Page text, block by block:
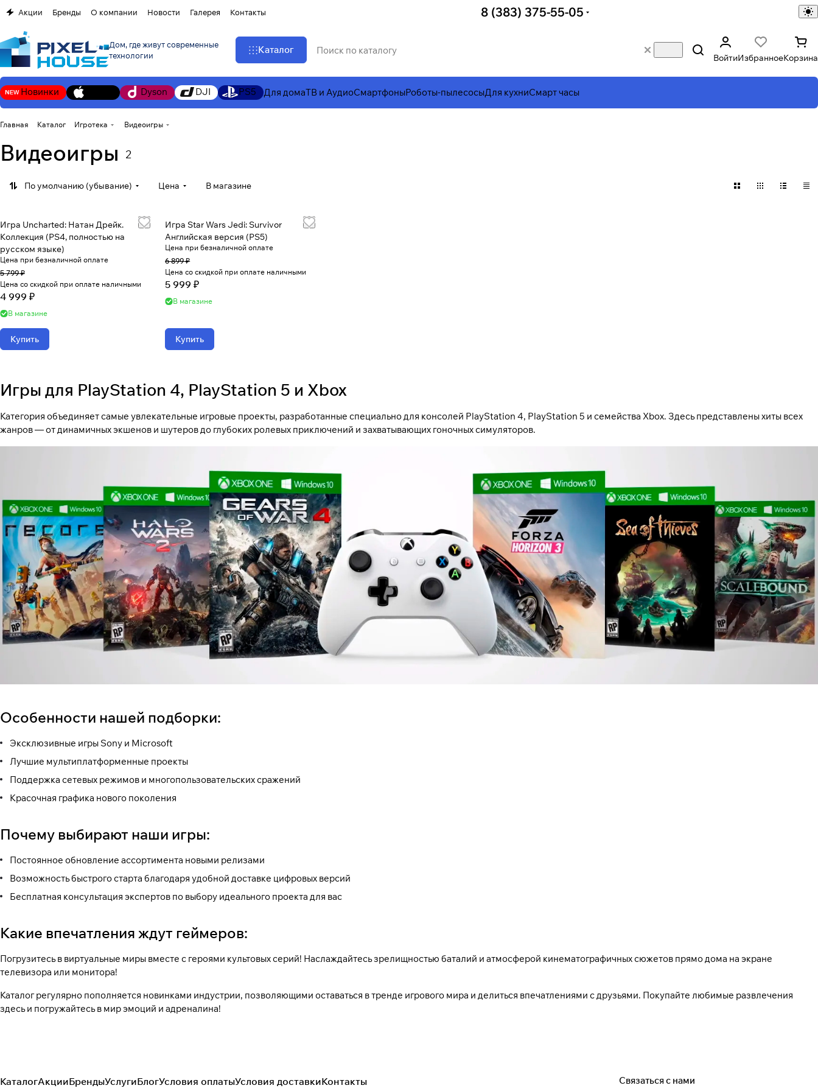
Акции Бренды О компании Новости Галерея Контакты 8 (383) 375-55-05
Дом, где живут современные
технологии
Каталог
ВойтиИзбранноеКорзина
Новинки Dyson DJI PS5 Для домаТВ и АудиоСмартфоныРоботы-пылесосыДля кухниСмарт часы
Главная Каталог Игротека Видеоигры
Видеоигры 2
По умолчанию (убывание) Цена В магазине
Игра Uncharted: Натан Дрейк.
Коллекция (PS4, полностью на
русском языке)
Цена при безналичной оплате
5 799 ₽
Цена со скидкой при оплате наличными
4 999 ₽
В магазине
Купить
Игра Star Wars Jedi: Survivor
Английская версия (PS5)
Цена при безналичной оплате
6 899 ₽
Цена со скидкой при оплате наличными
5 999 ₽
В магазине
Купить
Игры для PlayStation 4, PlayStation 5 и Xbox
Категория объединяет самые увлекательные игровые проекты, разработанные специально для консолей PlayStation 4, PlayStation 5 и семейства Xbox. Здесь представлены хиты всех
жанров — от динамичных экшенов и шутеров до глубоких ролевых приключений и захватывающих гоночных симуляторов.
Особенности нашей подборки:
Эксклюзивные игры Sony и Microsoft
Лучшие мультиплатформенные проекты
Поддержка сетевых режимов и многопользовательских сражений
Красочная графика нового поколения
Почему выбирают наши игры:
Постоянное обновление ассортимента новыми релизами
Возможность быстрого старта благодаря удобной доставке цифровых версий
Бесплатная консультация экспертов по выбору идеального проекта для вас
Какие впечатления ждут геймеров:
Погрузитесь в виртуальные миры вместе с героями культовых серий! Наслаждайтесь зрелищностью баталий и атмосферой кинематографичных сюжетов прямо дома на экране
телевизора или монитора!
Каталог регулярно пополняется новинками индустрии, позволяющими оставаться в тренде игрового мира и делиться впечатлениями с друзьями. Покупайте любимые развлечения
здесь и погружайтесь в мир эмоций и адреналина!
КаталогАкцииБрендыУслугиБлогУсловия оплатыУсловия доставкиКонтакты Связаться с нами